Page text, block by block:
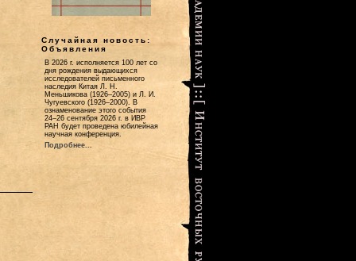
Случайная новость:
Объявления
В 2026 г. исполняется 100 лет со
дня рождения выдающихся
исследователей письменного
наследия Китая Л. Н.
Меньшикова (1926–2005) и Л. И.
Чугуевского (1926–2000). В
ознаменование этого события
24–26 сентября 2026 г. в ИВР
РАН будет проведена юбилейная
научная конференция.
Подробнее...